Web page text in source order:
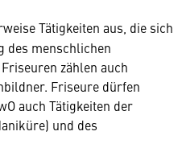
Tätigkeiten aus, die sich
des menschlichen
zählen auch
Friseure dürfen
auch Tätigkeiten der
und des